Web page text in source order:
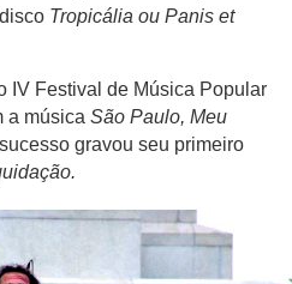
Tropicália ou Panis et
IV Festival de Música Popular
a música São Paulo, Meu
gravou seu primeiro